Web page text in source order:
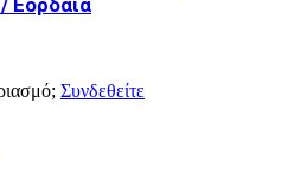
Συνδεθείτε